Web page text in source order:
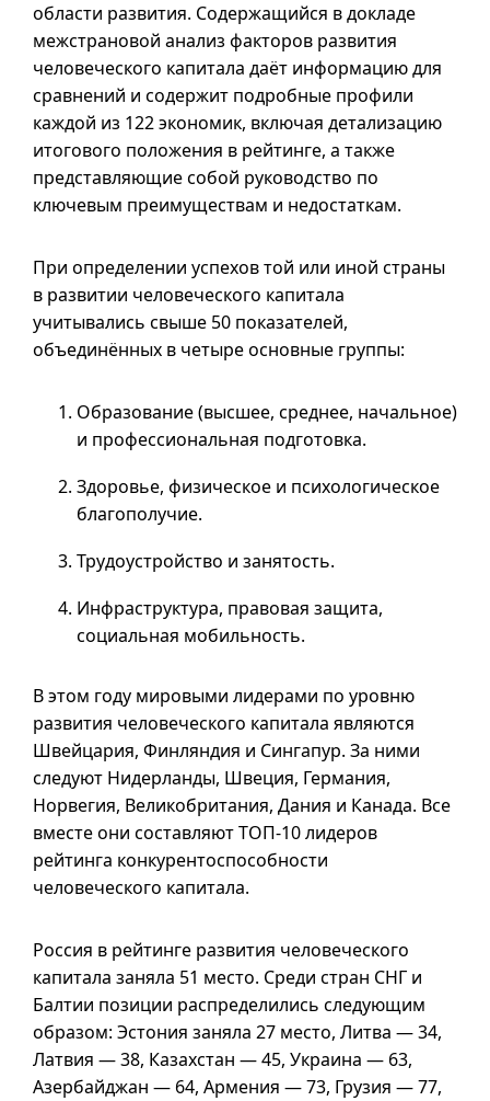
области развития. Содержащийся в докладе
межстрановой анализ факторов развития
человеческого капитала даёт информацию для
сравнений и содержит подробные профили
каждой из 122 экономик, включая детализацию
итогового положения в рейтинге, а также
представляющие собой руководство по
ключевым преимуществам и недостаткам.
При определении успехов той или иной страны
в развитии человеческого капитала
учитывались свыше 50 показателей,
объединённых в четыре основные группы:
Образование (высшее, среднее, начальное)
и профессиональная подготовка.
Здоровье, физическое и психологическое
благополучие.
Трудоустройство и занятость.
Инфраструктура, правовая защита,
социальная мобильность.
В этом году мировыми лидерами по уровню
развития человеческого капитала являются
Швейцария, Финляндия и Сингапур. За ними
следуют Нидерланды, Швеция, Германия,
Норвегия, Великобритания, Дания и Канада. Все
вместе они составляют ТОП-10 лидеров
рейтинга конкурентоспособности
человеческого капитала.
Россия в рейтинге развития человеческого
капитала заняла 51 место. Среди стран СНГ и
Балтии позиции распределились следующим
образом: Эстония заняла 27 место, Литва — 34,
Латвия — 38, Казахстан — 45, Украина — 63,
Азербайджан — 64, Армения — 73, Грузия — 77,